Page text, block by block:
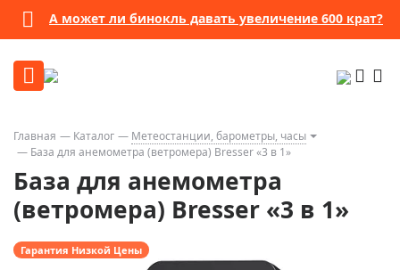
А может ли бинокль давать увеличение 600 крат?
Главная Каталог
Метеостанции, барометры, часы
База для анемометра (ветромера) Bresser «3 в 1»
База для анемометра
(ветромера) Bresser «3 в 1»
Гарантия Низкой Цены